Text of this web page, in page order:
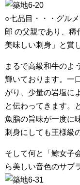
○七品目・・・グル
郎 の父親であり、稀
美味しい刺身」と賞
まるで高級和牛のよ
輝いております。一
がり、少量の岩塩に
と伝わってきます。
魚脂の旨味が一度に
刺身にしても王様級
そして何と「鯨女子
ら美しい音色のサプ